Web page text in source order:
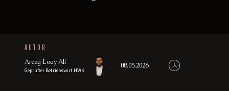
AUTOR
Areeg Loay Ali
Geprüfter Betriebswirt HWK
08.05.2026